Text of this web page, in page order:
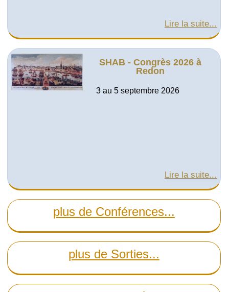
Lire la suite...
SHAB - Congrès 2026 à
Redon
3 au 5 septembre 2026
Lire la suite...
plus de Conférences...
plus de Sorties...